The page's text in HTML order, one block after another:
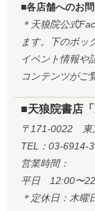
■各店舗へのお
＊天狼院公式
ます。下のボッ
イベント情報や
コンテンツがご
■天狼院書店「
〒171-0022 東
TEL：03-6914-
営業時間：
平日 12:00〜
＊定休日：木曜